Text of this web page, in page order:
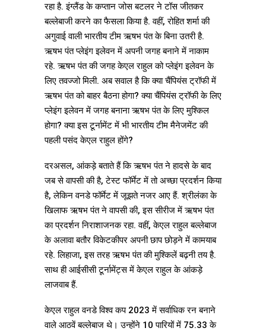
रहा है. इंग्लैंड के कप्तान जोस बटलर ने टॉस जीतकर
बल्लेबाजी करने का फैसला किया है. वहीं, रोहित शर्मा की
अगुवाई वाली भारतीय टीम ऋषभ पंत के बिना उतरी है.
ऋषभ पंत प्लेइंग इलेवन में अपनी जगह बनाने में नाकाम
रहे. ऋषभ पंत की जगह केएल राहुल को प्लेइंग इलेवन के
लिए तवज्जो मिली. अब सवाल है कि क्या चैंपियंस ट्रॉफी में
ऋषभ पंत को बाहर बैठना होगा? क्या चैंपियंस ट्रॉफी के लिए
प्लेइंग इलेवन में जगह बनाना ऋषभ पंत के लिए मुश्किल
होगा? क्या इस टूर्नामेंट में भी भारतीय टीम मैनेजमेंट की
पहली पसंद केएल राहुल होंगे?
दरअसल, आंकड़े बताते हैं कि ऋषभ पंत ने हादसे के बाद
जब से वापसी की है, टेस्ट फॉर्मेट में तो अच्छा प्रदर्शन किया
है, लेकिन वनडे फॉर्मेट में जूझते नजर आए हैं. श्रीलंका के
खिलाफ ऋषभ पंत ने वापसी की, इस सीरीज में ऋषभ पंत
का प्रदर्शन निराशाजनक रहा. वहीं, केएल राहुल बल्लेबाज
के अलावा बतौर विकेटकीपर अपनी छाप छोड़ने में कामयाब
रहे. लिहाजा, इस तरह ऋषभ पंत की मुश्किलें बढ़नी तय है.
साथ ही आईसीसी टूर्नामेंट्स में केएल राहुल के आंकड़े
लाजवाब हैं.
केएल राहुल वनडे विश्व कप 2023 में सर्वाधिक रन बनाने
वाले आठवें बल्लेबाज थे। उन्होंने 10 पारियों में 75.33 के